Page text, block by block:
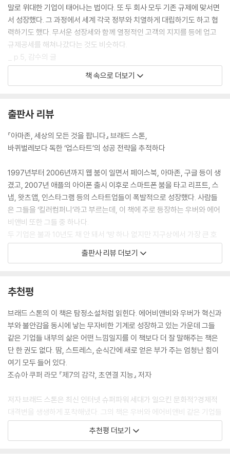
게 만들었고, 휴대폰을 이용한 호출 그리고 아이폰을 요금 미터기로 이용
하는 식으로 그 차이를 완전히 없애버렸기 때문이다. 당연히 택시기사들은
거칠게 반발했고, 골머리를 앓던 규제당국은 우버캡UberCab에 정지명
령을 내렸다.
하지만 이때부터 본격적인 리더 역할을 했던 캘러닉과 우버 창업자들은 택
시 회사로 마케팅하던 것을 중단하고 우버캡이라는 이름에서 ‘캡’을 뺏으
며, 변호사들은 우버가 실제 차량 운영업체가 아니라 운전사와 승객들 사
했고, 우버는 영업을 중단하지 않았다. 우버는 규제와의 싸움에서 승리한
이후 캘러닉과 공동창업자들은 우버가 새로운 도시로 진입할 때 관련된 모
든 사항들을 ‘플레이북playbook’이라고 부르며 온라인 구글 문서로 기록
라고 볼 수 있다. 이것은 우버 각 지점들이 여러 도시로 뛰어들어 빠른 속도
로 신규 사업을 일으킬 때 요긴한 초창기 ‘틀template’이 되었다.
‘합법과 불법 사이, 제3의 답을 찾아 증명하라’
혁신은 불확실성과의 싸움, 결국 승패는 실행력에서 갈린다
두 회사가 걸어온 여정은 거의 끊임없는 논란거리와 함께했다. 많은 도시
에서 우버는 전문 운전사들이 혹독한 훈련을 이수하고, 지문이 날인된 신
는 법규를 피해갔다. 또한 택시 회사와 입법의원들이 제기하는 강력한 저
항에 직면했으며 베를린, 파리, 밀라노, 뭄바이에서 폭력 시위의 대상이 되
기도 했다.
에어비앤비도 우버 못지않게 파란만장한 일들을 겪으며 성장했다. 뉴욕,
바르셀로나, 암스테르담, 도쿄에서 불법 호텔 경영자들의 영업을 방해하
고, 사람들이 연간 집을 임대해줄 수 있는 일수를 제한하는 법들에 직면했
다.
하지만 애초에 ‘혁신’은 불확실성과의 싸움이며 규제와의 줄다리기다. 정
업을 제한하고, 파이를 나누기 원치 않는 집단은 가능한 모든 규제를 자기
편으로 만들어 공격하기 마련인데, 이에 대해 우버와 에어비앤비는 그들만
의 새로운 답을 만들어냈다. 지방정부들이 과거의 규제 체제를 열심히 지
키는 게 정말 맞는지 의문을 제기할 수밖에 없게 만드는 새로운 사업 양식
말로 위대한 기업이 태어나는 법이다. 또 두 회사 모두 기존 규제에 맞서면
서 성장했다. 그 과정에서 세계 각국 정부와 치열하게 대립하기도 하고 협
력하기도 했다. 무서운 성장세와 함께 열정적인 고객의 지지를 등에 업고
규제공세를 해쳐나갔다는 것도 비슷하다.
_ p.5, 감수의 글
몇몇 사람들은 우버와 에어비앤비가 기술 엘리트의 극단적 오만을 상징한
도시들 안에 무자비한 자본주의 논리를 끌어들였다는 사실에 이르기까지
의 모든 걸 비난하고 있다. 그중 일부는 과장되기도 했지만, 그것은 우버와
에어비앤비조차 예상하지 못한 결과를 낳았다.
닉과 브라이언 체스키 같은 CEO들이 있다. 그들은 앞선 세대의 기술 리더
들을 상징했던 빌 게이츠Bill Gates, 래리 페이지Larry Page, 마크 저커
버그Mark Zuckerberg처럼 숫기 없고 내성적인 혁신가들과는 전혀 딴
판인 새로운 기술 CEO를 상징한다. 그들은 자기가 세운 기업들이 인류를
위한 극적인 발전을 모색할 수 있게 하고, 많은 기술자들뿐 아니라 운전사
와 집주인, 로비스트와 입법의원들을 자신들이 표방하는 명분에 동참시킬
수 있는 외향적 성격의 이야기꾼이다.
속에서 이루어졌다. 세 사람이 숙박공유 개념에 대해 설명하자 그 프로그
제로 이걸 원하다고요? 왜요? 진짜로 말입니까?”라고 물었다. 당시 44세
였던 그레이엄은 훗날 자신이 숙박공유 개념을 이해하지 못했었다고 실토
했다. 그러면서 그는 “나는 내가 다른 사람들의 소파에서 자는 것도, 다른
사람이 내 소파에서 자는 것도 원하지 않았거든요.”라고 말했다.
하지만 그들이 돌아가려 했을 때 게비아는 시리얼 상자 두 개를 꺼내 그레
이엄에게 건냈다. 블레차르지크는 놀랐고 그레이엄 역시 당연히 황당해했
콘퍼런스에서 받은 영감에서부터 시작해서 끔찍했던 사우스바이사우스웨
스트 콘퍼런스를 거쳐 여러 대회들 및 성공 가능성이 낮을 것 같았던 시리
얼 도박에 이르기까지 모두 말이다. 그레이엄은 마침내 “와우, 당신들 참
바퀴벌레 같은 사람들이군요. 쉽게 망하지는 않겠어.”라고 말했다.
책 속으로 더보기
출판사 리뷰
『아마존, 세상의 모든 것을 팝니다』 브래드 스톤,
바퀴벌레보다 독한 ‘업스타트’의 성공 전략을 추적하다
1997년부터 2006년까지 웹 붐이 일면서 페이스북, 아마존, 구글 등이 생
겼고, 2007년 애플의 아이폰 출시 이후로 스마트폰 붐을 타고 리프트, 스
냅, 왓츠앱, 인스타그램 등의 스타트업들이 폭발적으로 성장했다. 사람들
은 그들을 ‘킬러컴퍼니’라고 부르는데, 이 책에 주로 등장하는 우버와 에어
비앤비 또한 그들 중 하나다.
두 기업은 불과 10년도 채 안 돼서 ‘방 하나 없지만 지구상에서 가장 큰 호
텔회사’, ‘차 한 대 없지만 세계 최대 자동차 서비스 회사’로 도약해 전 세계
인들의 일상에 파고들었는데, 과연 그들의 성공 전략은 무엇이었을까?
Upstart’들의 험난한 여정을 인내심 있게 추적한 것도 바로 그 때문이다.
저자는 기업스토리에 강점을 가진 기자답게 단순히 우버와 에어비앤비의
성공스토리만을 전하지 않는다. 성장과정에서 잘못된 전략으로 경쟁에서
밀려나 사라져버린 스타트업 창업자들이나 그들의 가능성을 과소평가하
고 투자 기회를 놓친 투자자들까지 꼼꼼히 인터뷰해 흥미를 더한다. 비슷
한 아이디어로 시작했는데 왜 우버와 에어비앤비는 성공했고 다른 경쟁자
들은 실패했는지 살펴보는 것도 묵직한 통찰을 남긴다. 또한 기존 서비스
하게 새로운 스타트업의 편을 들어주는 규제 당국자의 모습도 인상적이다.
저자는 우버와 에어비앤비가 이뤄낸 단편적 승리만큼이나 많은 지면을 그
들이 저지른 시행착오와 비판적 견해를 덧붙이는 데 할당함으로써 독자에
게 객관적인 판단의 기회를 열어줄 뿐만 아니라 훨씬 더 심도 깊은 이야기
출판사 리뷰 더보기
추천평
브래드 스톤의 이 책은 탐정소설처럼 읽힌다. 에어비앤비와 우버가 혁신과
부와 불안감을 동시에 낳는 무자비한 기계로 성장하고 있는 가운데 그들
같은 기업들 내부의 삶은 어떤 느낌일지를 이 책보다 더 잘 말해주는 책은
단 한 권도 없다. 땀, 스트레스, 순식간에 새로 얻은 부가 주는 엄청난 힘이
여기 모두 들어 있다.
조슈아 쿠퍼 라모 『제7의 감각, 초연결 지능』 저자
저자 브래드 스톤은 최신 인터넷 슈퍼파워 세대가 일으킨 문화적?경제적
대격변을 생생하게 포착해냈다. 그의 책은 우버와 에어비앤비 같은 기업들
이 등장하게 된 경위, 그 과정에서 부침을 겪은 사람들, 그리고 두 회사의
기술이 향후 수십 년 동안 세계에 미칠 영향을 훌륭하게 드러내고 있다.
추천평 더보기